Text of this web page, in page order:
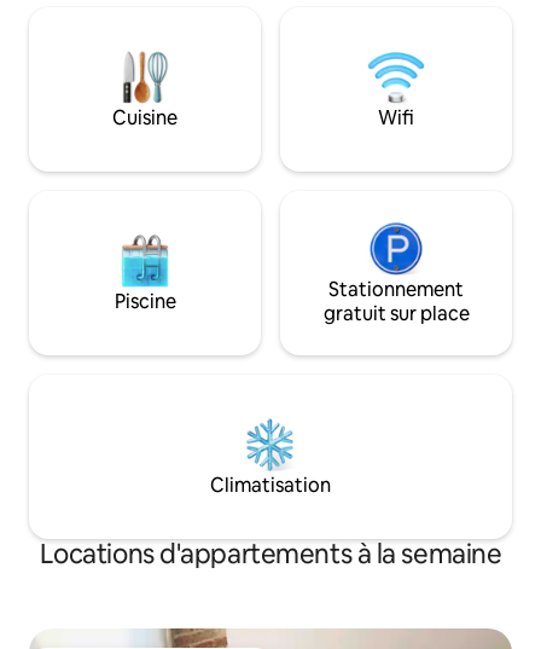
repas (salon). ▫️14ème étage (immeuble
de 16 étages) ; ▫️2 ascenseurs. Sécurité
▫️24h/24 dans la maison ; ▫️Arrivée
autonome avec le personnel de
intelligente.
rythme. Comme
Qui sont ici, juste
fenêtre. Et
avoir l'impression
Cuisine Wifi
Piscine
Stationnement
gratuit sur place
Climatisation
Locations d'appartements à la semaine